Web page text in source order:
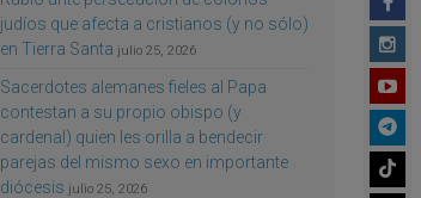
judíos que afecta a cristianos (y no sólo)
en Tierra Santa julio 25, 2026
Sacerdotes alemanes fieles al Papa
contestan a su propio obispo (y
cardenal) quien les orilla a bendecir
parejas del mismo sexo en importante
diócesis julio 25, 2026